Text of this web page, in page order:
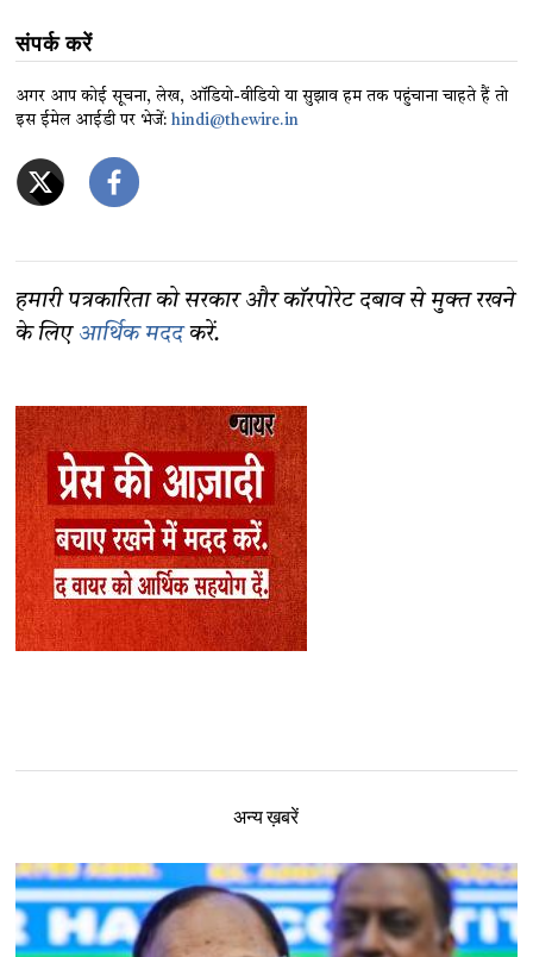
संपर्क करें
अगर आप कोई सूचना, लेख, ऑडियो-वीडियो या सुझाव हम तक पहुंचाना चाहते हैं तो
इस ईमेल आईडी पर भेजें:hindi@thewire.in
हमारी पत्रकारिता को सरकार और कॉरपोरेट दबाव से मुक्त रखने
के लिए आर्थिक मददकरें.
अन्य ख़बरें